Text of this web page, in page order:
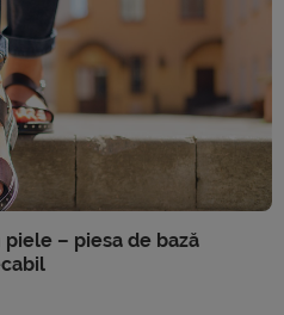
– piesa de bază